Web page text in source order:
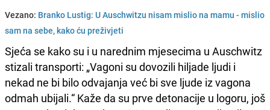
Vezano: Branko Lustig: U Auschwitzu nisam mislio na mamu - mislio
sam na sebe, kako ću preživjeti
Sjeća se kako su i u narednim mjesecima u Auschwitz
stizali transporti: „Vagoni su dovozili hiljade ljudi i
nekad ne bi bilo odvajanja već bi sve ljude iz vagona
odmah ubijali.“ Kaže da su prve detonacije u logoru, još